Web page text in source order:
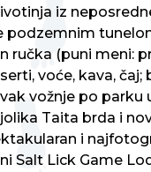
iz
podzemnim
ručka (puni meni:
voće, kava,
vožnje po parku
Taita brda i
i
Salt Lick Game